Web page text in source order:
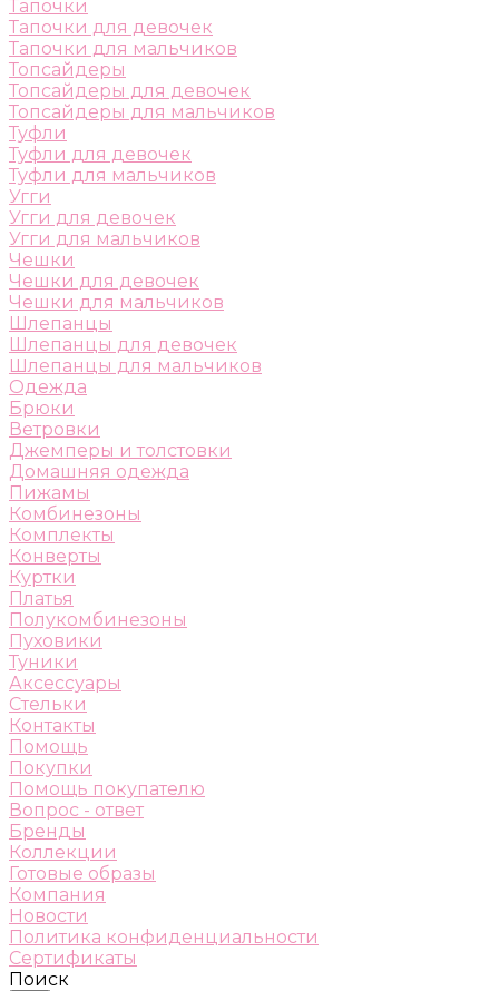
Тапочки
Тапочки для девочек
Тапочки для мальчиков
Топсайдеры
Топсайдеры для девочек
Топсайдеры для мальчиков
Туфли
Туфли для девочек
Туфли для мальчиков
Угги
Угги для девочек
Угги для мальчиков
Чешки
Чешки для девочек
Чешки для мальчиков
Шлепанцы
Шлепанцы для девочек
Шлепанцы для мальчиков
Одежда
Брюки
Ветровки
Джемперы и толстовки
Домашняя одежда
Пижамы
Комбинезоны
Комплекты
Конверты
Куртки
Платья
Полукомбинезоны
Пуховики
Туники
Аксессуары
Стельки
Контакты
Помощь
Покупки
Помощь покупателю
Вопрос - ответ
Бренды
Коллекции
Готовые образы
Компания
Новости
Политика конфиденциальности
Сертификаты
Поиск